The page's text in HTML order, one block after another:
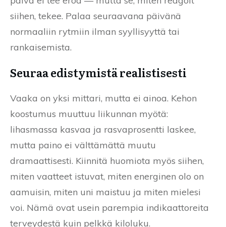
siihen, tekee. Palaa seuraavana päivänä
normaaliin rytmiin ilman syyllisyyttä tai
rankaisemista.
Seuraa edistymistä realistisesti
Vaaka on yksi mittari, mutta ei ainoa. Kehon
koostumus muuttuu liikunnan myötä:
lihasmassa kasvaa ja rasvaprosentti laskee,
mutta paino ei välttämättä muutu
dramaattisesti. Kiinnitä huomiota myös siihen,
miten vaatteet istuvat, miten energinen olo on
aamuisin, miten uni maistuu ja miten mielesi
voi. Nämä ovat usein parempia indikaattoreita
terveydestä kuin pelkkä kiloluku.